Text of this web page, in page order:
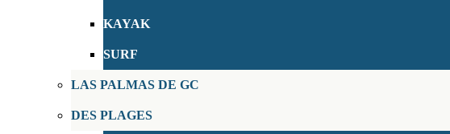
KAYAK
SURF
LAS PALMAS DE GC
DES PLAGES